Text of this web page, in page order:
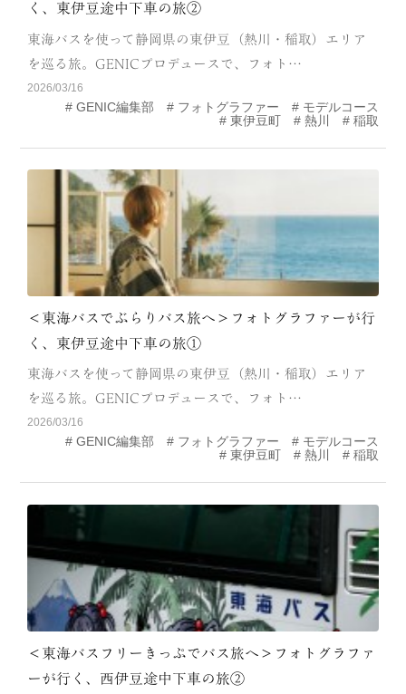
CATEGORY
海 岬
花
動物と触れ合える場所 カフェ・スイーツ
神社仏閣 食
体験
ABOUT
MODEL COURSE
EVENT
COLUMN
LINK
く、東伊豆途中下車の旅②
東海バスを使って静岡県の東伊豆（熱川・稲取）エリア
を巡る旅。GENICプロデュースで、フォト…
2026/03/16
GENIC編集部 フォトグラファー
モデルコース
東伊豆町
熱川 稲取
＜東海バスでぶらりバス旅へ＞フォトグラファーが行
く、東伊豆途中下車の旅①
東海バスを使って静岡県の東伊豆（熱川・稲取）エリア
を巡る旅。GENICプロデュースで、フォト…
2026/03/16
GENIC編集部 フォトグラファー
モデルコース
東伊豆町
熱川 稲取
＜東海バスフリーきっぷでバス旅へ＞フォトグラファ
ーが行く、西伊豆途中下車の旅②